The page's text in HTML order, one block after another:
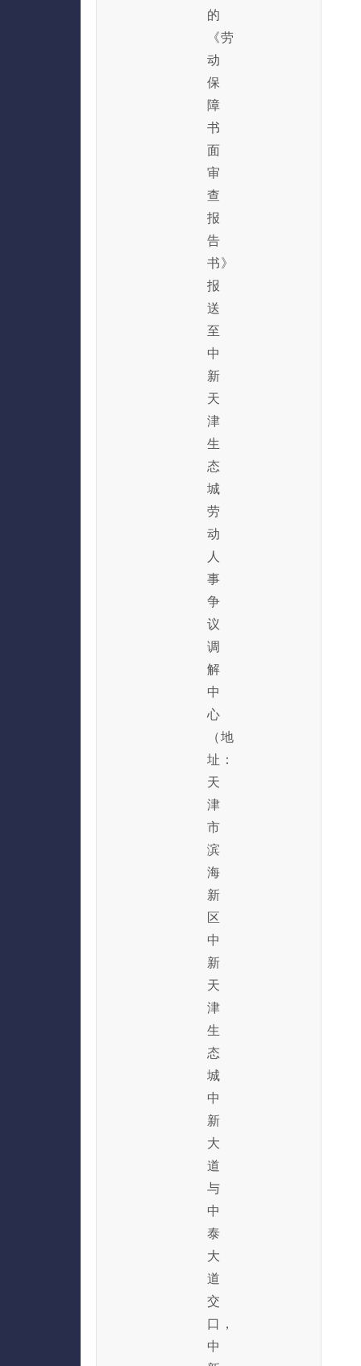
的
《劳
动
保
障
书
面
审
查
报
告
书》
报
送
至
中
新
天
津
生
态
城
劳
动
人
事
争
议
调
解
中
心
（地
址：
天
津
市
滨
海
新
区
中
新
天
津
生
态
城
中
新
大
道
与
中
泰
大
道
交
口，
中